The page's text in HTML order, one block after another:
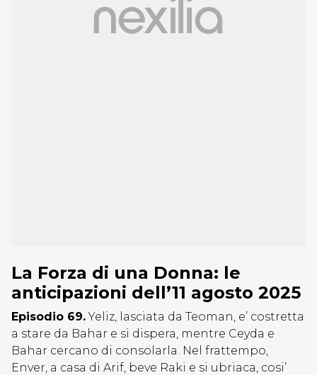
La Forza di una Donna: le
anticipazioni dell’11 agosto 2025
Episodio 69.Yeliz, lasciata da Teoman, e’ costretta
a stare da Bahar e si dispera, mentre Ceyda e
Bahar cercano di consolarla. Nel frattempo,
Enver, a casa di Arif, beve Raki e si ubriaca, cosi’